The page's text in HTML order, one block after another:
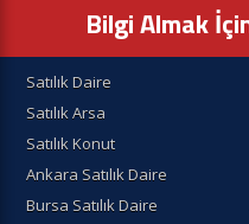
Bilgi Almak
Satılık Daire
Satılık Arsa
Satılık Konut
Ankara Satılık Daire
Bursa Satılık Daire